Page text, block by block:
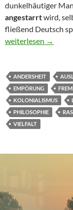
dunkelhäutiger
angestarrtwird,
fließend Deutsch
Empörung mal
weiterlesen →
ANDERSHEIT
EMPÖRUNG
KOLONIALISMUS
PHILOSOPHIE
VIELFALT